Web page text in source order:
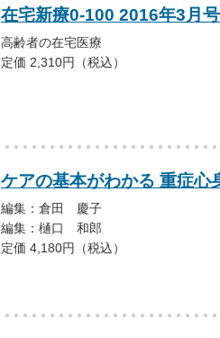
在宅新療0-100 2016年3月号
高齢者の在宅医療
定価 2,310円（税込）
ケアの基本がわかる 重症心
編集：倉田 慶子
編集：樋口 和郎
定価 4,180円（税込）